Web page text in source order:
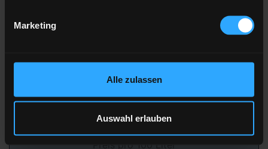
Marketing
Alle zulassen
Auswahl erlauben